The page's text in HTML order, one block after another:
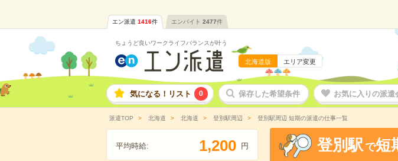
エン派遣 1416件 エンバイト 2477件
ちょうど良いワークライフバランスが叶う
北海道版 エリア変更
気になる！リスト 0 保存した希望条件 お気に入りの派遣
派遣TOP 北海道 北海道 登別駅周辺 登別駅周辺 短期の派遣の仕事一覧
平均時給: 1,200 円 登別駅 で短